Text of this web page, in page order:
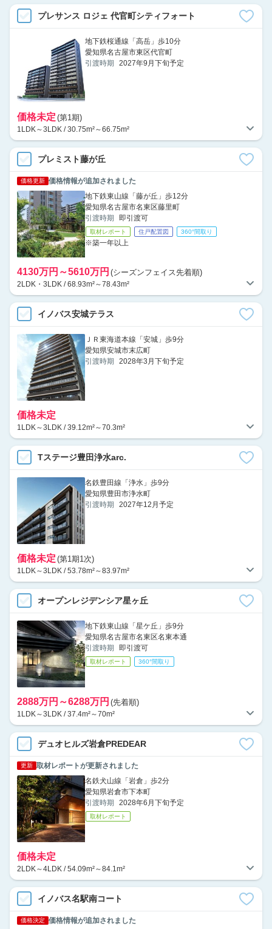
プレサンス ロジェ 代官町シティフォート
地下鉄桜通線「高岳」歩10分
愛知県名古屋市東区代官町
引渡時期
2027年9月下旬予定
価格未定 (第1期)
1LDK～3LDK / 30.75m²～66.75m²
プレミスト藤が丘
価格更新 価格情報が追加されました
地下鉄東山線「藤が丘」歩12分
愛知県名古屋市名東区藤里町
引渡時期
即引渡可
取材レポート 住戸配置図 360°間取り
※築一年以上
4130万円～5610万円 (シーズンフェイス先着順)
2LDK・3LDK / 68.93m²～78.43m²
イノバス安城テラス
ＪＲ東海道本線「安城」歩9分
愛知県安城市末広町
引渡時期
2028年3月下旬予定
価格未定
1LDK～3LDK / 39.12m²～70.3m²
Tステージ豊田浄水arc.
名鉄豊田線「浄水」歩9分
愛知県豊田市浄水町
引渡時期
2027年12月予定
価格未定 (第1期1次)
1LDK～3LDK / 53.78m²～83.97m²
オープンレジデンシア星ヶ丘
地下鉄東山線「星ケ丘」歩9分
愛知県名古屋市名東区名東本通
引渡時期
即引渡可
取材レポート 360°間取り
2888万円～6288万円 (先着順)
1LDK～3LDK / 37.4m²～70m²
デュオヒルズ岩倉PREDEAR
更新 取材レポートが更新されました
名鉄犬山線「岩倉」歩2分
愛知県岩倉市下本町
引渡時期
2028年6月下旬予定
取材レポート
価格未定
2LDK～4LDK / 54.09m²～84.1m²
イノバス名駅南コート
価格決定 価格情報が追加されました